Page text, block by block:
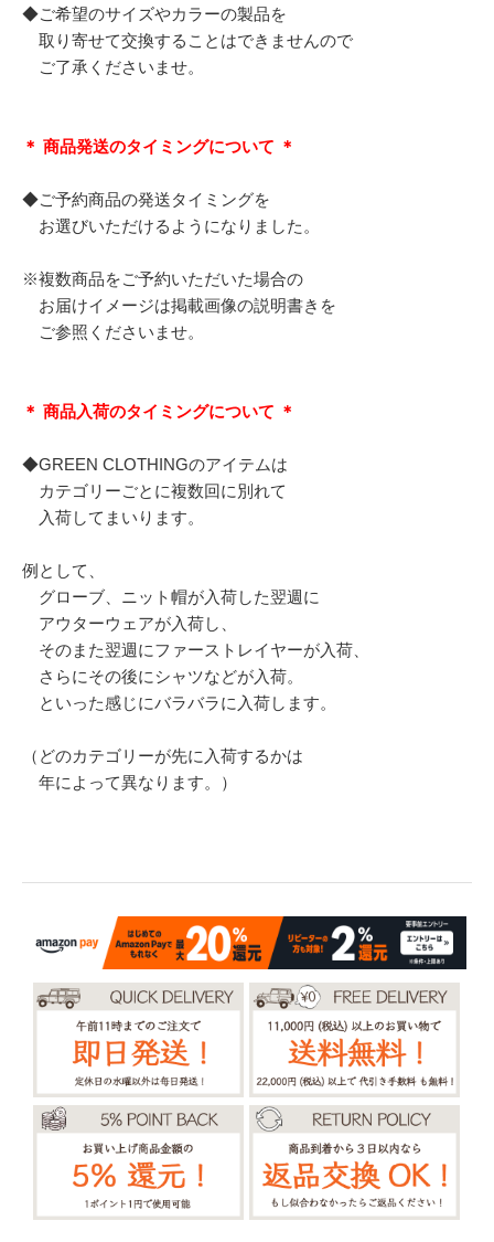
◆ご希望のサイズやカラーの製品を
取り寄せて交換することはできませんので
ご了承くださいませ。
＊ 商品発送のタイミングについて ＊
◆ご予約商品の発送タイミングを
お選びいただけるようになりました。
※複数商品をご予約いただいた場合の
お届けイメージは掲載画像の説明書きを
ご参照くださいませ。
＊ 商品入荷のタイミングについて ＊
◆GREEN CLOTHINGのアイテムは
カテゴリーごとに複数回に別れて
入荷してまいります。
例として、
グローブ、ニット帽が入荷した翌週に
アウターウェアが入荷し、
そのまた翌週にファーストレイヤーが入荷、
さらにその後にシャツなどが入荷。
といった感じにバラバラに入荷します。
（どのカテゴリーが先に入荷するかは
年によって異なります。）